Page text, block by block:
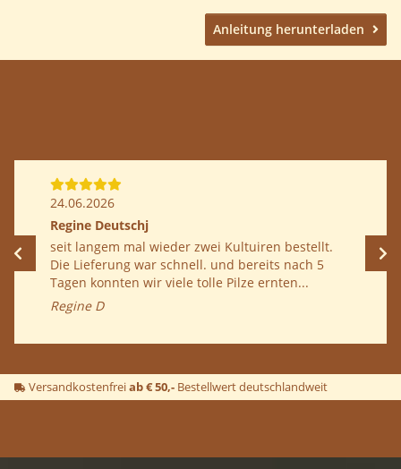
Anleitung herunterladen
24.06.2026
Regine Deutschj
seit langem mal wieder zwei Kultuiren bestellt.
Die Lieferung war schnell. und bereits nach 5
Tagen konnten wir viele tolle Pilze ernten...
Regine D
Versandkostenfreiab € 50,- Bestellwert deutschlandweit